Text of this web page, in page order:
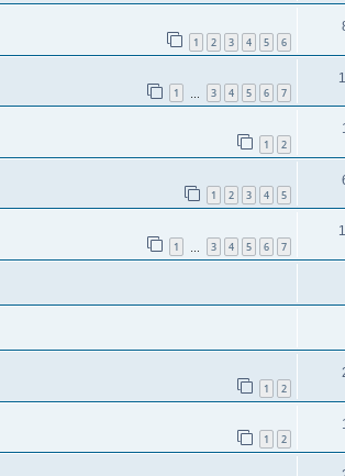
1 2 3 4 5 6
1 3 4 5 6 7
1 2
1 2 3 4 5
1 3 4 5 6 7
1 2
1 2